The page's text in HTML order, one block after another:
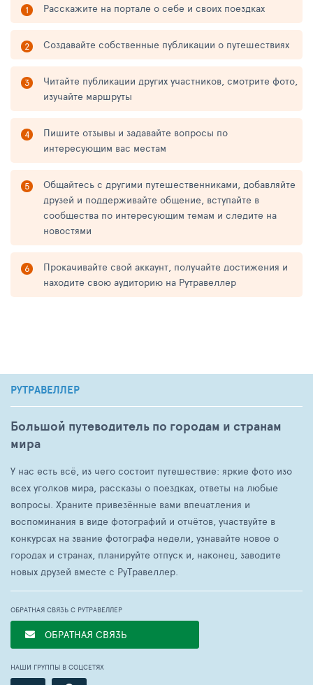
Расскажите на портале о себе и своих поездках
Создавайте собственные публикации о путешествиях
Читайте публикации других участников, смотрите фото,
изучайте маршруты
Пишите отзывы и задавайте вопросы по
интересующим вас местам
Общайтесь с другими путешественниками, добавляйте
друзей и поддерживайте общение, вступайте в
сообщества по интересующим темам и следите на
новостями
Прокачивайте свой аккаунт, получайте достижения и
находите свою аудиторию на Рутравеллер
РУТРАВЕЛЛЕР
Большой путеводитель по городам и странам
мира
У нас есть всё, из чего состоит путешествие: яркие фото изо
всех уголков мира, рассказы о поездках, ответы на любые
вопросы. Храните привезённые вами впечатления и
воспоминания в виде фотографий и отчётов, участвуйте в
конкурсах на звание фотографа недели, узнавайте новое о
городах и странах, планируйте отпуск и, наконец, заводите
новых друзей вместе с РуТравеллер.
ОБРАТНАЯ СВЯЗЬ С РУТРАВЕЛЛЕР
ОБРАТНАЯ СВЯЗЬ
НАШИ ГРУППЫ В СОЦСЕТЯХ